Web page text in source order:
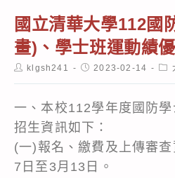
國立清華大學112國
畫)、學士班運動績
Postklgsh241
Post2023-02-14
一、本校112學年度國防
招生資訊如下：
(一)報名、繳費及上傳審
7日至3月13日。